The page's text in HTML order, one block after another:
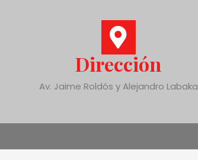
Dirección
Av. Jaime Roldós y Alejandro Labaka